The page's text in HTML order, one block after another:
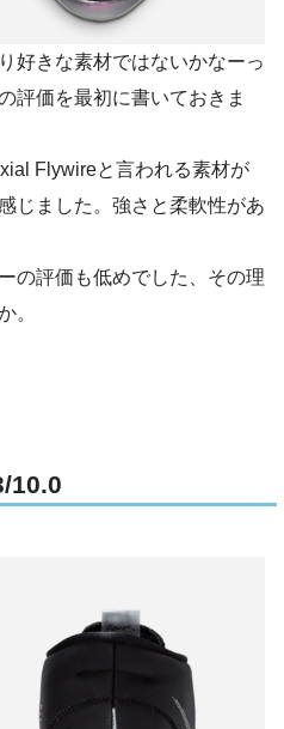
好きな素材ではないかなーっ
評価を最初に書いておきま
Flywireと言われる素材が
じました。強さと柔軟性があ
の評価も低めでした、その理
。
10.0